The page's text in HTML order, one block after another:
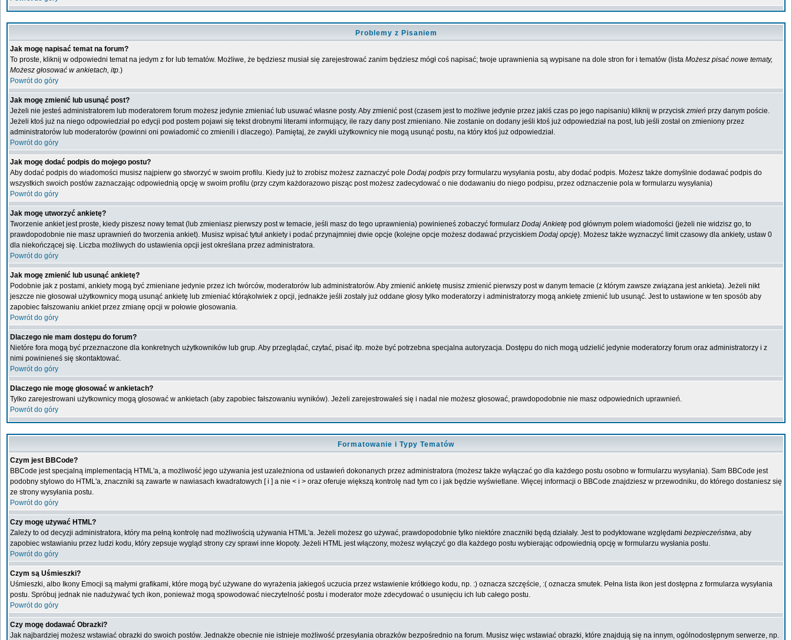
Problemy z Pisaniem
Jak mogę napisać temat na forum?
To proste, kliknij w odpowiedni temat na jedym z for lub tematów. Możliwe, że będziesz musiał się zarejestrować zanim będziesz mógł coś napisać; twoje uprawnienia są wypisane na dole stron for i tematów (lista Możesz pisać nowe tematy,
Możesz głosować w ankietach, itp.)
Powrót do góry
Jak mogę zmienić lub usunąć post?
Jeżeli nie jesteś administratorem lub moderatorem forum możesz jedynie zmieniać lub usuwać własne posty. Aby zmienić post (czasem jest to możliwe jedynie przez jakiś czas po jego napisaniu) kliknij w przycisk zmień przy danym poście.
Jeżeli ktoś już na niego odpowiedział po edycji pod postem pojawi się tekst drobnymi literami informujący, ile razy dany post zmieniano. Nie zostanie on dodany jeśli ktoś już odpowiedział na post, lub jeśli został on zmieniony przez
administratorów lub moderatorów (powinni oni powiadomić co zmienili i dlaczego). Pamiętaj, że zwykli użytkownicy nie mogą usunąć postu, na który ktoś już odpowiedział.
Powrót do góry
Jak mogę dodać podpis do mojego postu?
Aby dodać podpis do wiadomości musisz najpierw go stworzyć w swoim profilu. Kiedy już to zrobisz możesz zaznaczyć pole Dodaj podpis przy formularzu wysyłania postu, aby dodać podpis. Możesz także domyślnie dodawać podpis do
wszystkich swoich postów zaznaczając odpowiednią opcję w swoim profilu (przy czym każdorazowo pisząc post możesz zadecydować o nie dodawaniu do niego podpisu, przez odznaczenie pola w formularzu wysyłania)
Powrót do góry
Jak mogę utworzyć ankietę?
Tworzenie ankiet jest proste, kiedy piszesz nowy temat (lub zmieniasz pierwszy post w temacie, jeśli masz do tego uprawnienia) powinieneś zobaczyć formularz Dodaj Ankietę pod głównym polem wiadomości (jeżeli nie widzisz go, to
prawdopodobnie nie masz uprawnień do tworzenia ankiet). Musisz wpisać tytuł ankiety i podać przynajmniej dwie opcje (kolejne opcje możesz dodawać przyciskiem Dodaj opcję). Możesz także wyznaczyć limit czasowy dla ankiety, ustaw 0
dla niekończącej się. Liczba możliwych do ustawienia opcji jest określana przez administratora.
Powrót do góry
Jak mogę zmienić lub usunąć ankietę?
Podobnie jak z postami, ankiety mogą być zmieniane jedynie przez ich twórców, moderatorów lub administratorów. Aby zmienić ankietę musisz zmienić pierwszy post w danym temacie (z którym zawsze związana jest ankieta). Jeżeli nikt
jeszcze nie głosował użytkownicy mogą usunąć ankietę lub zmieniać którąkolwiek z opcji, jednakże jeśli zostały już oddane głosy tylko moderatorzy i administratorzy mogą ankietę zmienić lub usunąć. Jest to ustawione w ten sposób aby
zapobiec fałszowaniu ankiet przez zmianę opcji w połowie głosowania.
Powrót do góry
Dlaczego nie mam dostępu do forum?
Nietóre fora mogą być przeznaczone dla konkretnych użytkowników lub grup. Aby przeglądać, czytać, pisać itp. może być potrzebna specjalna autoryzacja. Dostępu do nich mogą udzielić jedynie moderatorzy forum oraz administratorzy i z
nimi powinieneś się skontaktować.
Powrót do góry
Dlaczego nie mogę głosować w ankietach?
Tylko zarejestrowani użytkownicy mogą głosować w ankietach (aby zapobiec fałszowaniu wyników). Jeżeli zarejestrowałeś się i nadal nie możesz głosować, prawdopodobnie nie masz odpowiednich uprawnień.
Powrót do góry
Formatowanie i Typy Tematów
Czym jest BBCode?
BBCode jest specjalną implementacją HTML'a, a możliwość jego używania jest uzależniona od ustawień dokonanych przez administratora (możesz także wyłączać go dla każdego postu osobno w formularzu wysyłania). Sam BBCode jest
podobny stylowo do HTML'a, znaczniki są zawarte w nawiasach kwadratowych [ i ] a nie < i > oraz oferuje większą kontrolę nad tym co i jak będzie wyświetlane. Więcej informacji o BBCode znajdziesz w przewodniku, do którego dostaniesz się
ze strony wysyłania postu.
Powrót do góry
Czy mogę używać HTML?
Zależy to od decyzji administratora, który ma pełną kontrolę nad możliwością używania HTML'a. Jeżeli możesz go używać, prawdopodobnie tylko niektóre znaczniki będą działały. Jest to podyktowane względami bezpieczeństwa, aby
zapobiec wstawianiu przez ludzi kodu, który zepsuje wygląd strony czy sprawi inne kłopoty. Jeżeli HTML jest włączony, możesz wyłączyć go dla każdego postu wybierając odpowiednią opcję w formularzu wysłania postu.
Powrót do góry
Czym są Uśmieszki?
Uśmieszki, albo Ikony Emocji są małymi grafikami, które mogą być używane do wyrażenia jakiegoś uczucia przez wstawienie krótkiego kodu, np. :) oznacza szczęście, :( oznacza smutek. Pełna lista ikon jest dostępna z formularza wysyłania
postu. Spróbuj jednak nie nadużywać tych ikon, ponieważ mogą spowodować nieczytelność postu i moderator może zdecydować o usunięciu ich lub całego postu.
Powrót do góry
Czy mogę dodawać Obrazki?
Jak najbardziej możesz wstawiać obrazki do swoich postów. Jednakże obecnie nie istnieje możliwość przesyłania obrazków bezpośrednio na forum. Musisz więc wstawiać obrazki, które znajdują się na innym, ogólnodostępnym serwerze, np.